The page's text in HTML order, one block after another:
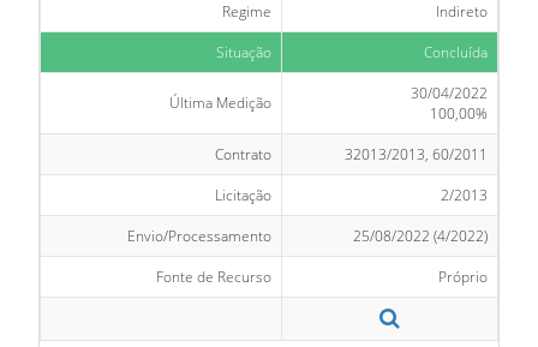
Regime
Indireto
Situação
Concluída
Última Medição
30/04/2022
100,00%
Contrato
32013/2013, 60/2011
Licitação
2/2013
Envio/Processamento
25/08/2022 (4/2022)
Fonte de Recurso
Próprio